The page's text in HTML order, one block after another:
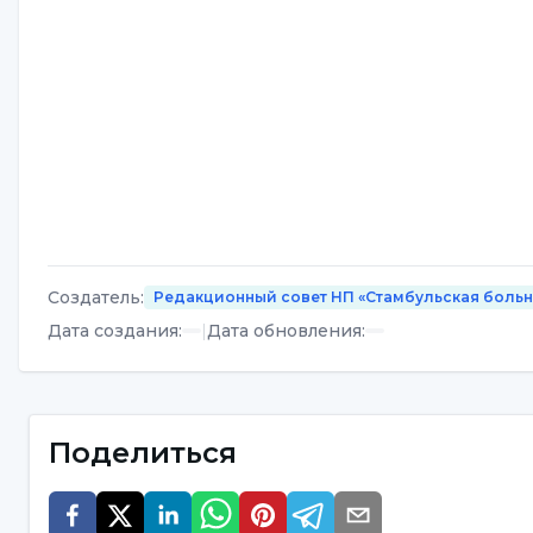
Создатель: Редакционный совет НП «Стамбульская
Дата создания: Дата обновления:
Поделиться